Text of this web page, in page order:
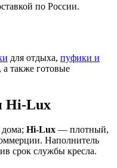
по России.
для отдыха, пуфики и
а также готовые
Hi-Lux
Hi-Lux — плотный,
Наполнитель
срок службы кресла.